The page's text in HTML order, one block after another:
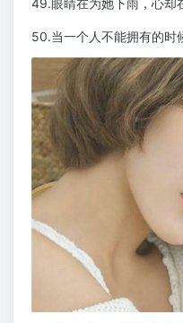
49.眼睛在为她下雨，心却
50.当一个人不能拥有的时